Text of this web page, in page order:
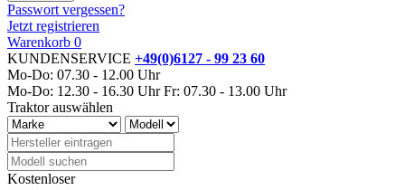
Passwort vergessen?
Jetzt registrieren
Warenkorb 0
KUNDENSERVICE +49(0)6127 - 99 23 60
Mo-Do: 07.30 - 12.00 Uhr
Mo-Do: 12.30 - 16.30 Uhr Fr: 07.30 - 13.00 Uhr
Traktor auswählen
Kostenloser